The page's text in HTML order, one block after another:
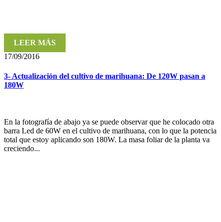
LEER MÁS
17/09/2016
3- Actualización del cultivo de marihuana: De 120W pasan a
180W
En la fotografía de abajo ya se puede observar que he colocado otra
barra Led de 60W en el cultivo de marihuana, con lo que la potencia
total que estoy aplicando son 180W. La masa foliar de la planta va
creciendo...